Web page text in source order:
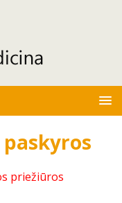
priežiūros